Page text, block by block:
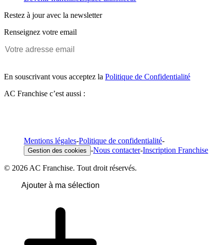
Restez à jour avec la newsletter
Renseignez votre email
En souscrivant vous acceptez la Politique de Confidentialité
AC Franchise c’est aussi :
Mentions légales-Politique de confidentialité-
Gestion des cookies -Nous contacter-Inscription Franchise
© 2026 AC Franchise. Tout droit réservés.
Ajouter à ma sélection